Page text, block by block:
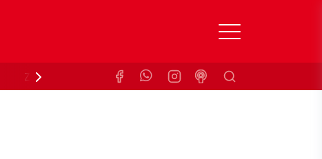
Zuzahlungsbefreiung KrankenkasseSuchen